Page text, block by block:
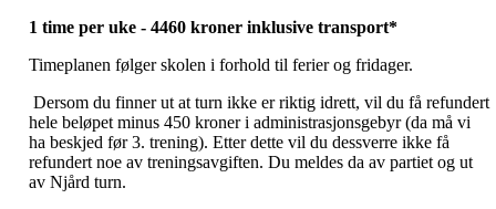
1 time per uke - 4460 kroner inklusive transport*
Timeplanen følger skolen i forhold til ferier og fridager.
Dersom du finner ut at turn ikke er riktig idrett, vil du få refundert
hele beløpet minus 450 kroner i administrasjonsgebyr (da må vi
ha beskjed før 3. trening). Etter dette vil du dessverre ikke få
refundert noe av treningsavgiften. Du meldes da av partiet og ut
av Njård turn.